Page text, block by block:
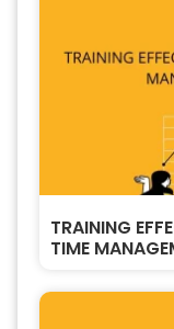
TRAINING
TIME